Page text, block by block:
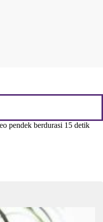
pendek berdurasi 15 detik